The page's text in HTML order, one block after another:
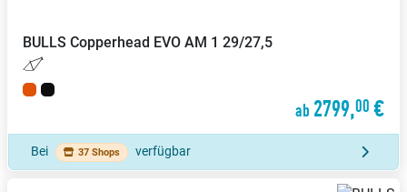
BULLS Copperhead EVO AM 1 29/27,5
ab 2799,00 €
Bei 37 Shops verfügbar